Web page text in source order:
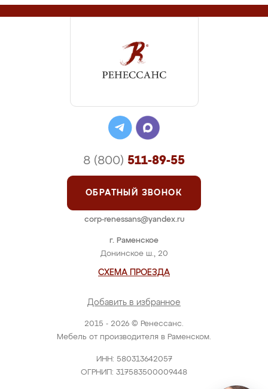
2015 - 2026 © Ренессанс.
Мебель от производителя в Раменском.
ИНН: 580313642057
ОГРНИП: 317583500009448
г. Раменское
Донинское ш., 20
СХЕМА ПРОЕЗДА
Добавить в избранное
8 (800) 511-89-55
ОБРАТНЫЙ ЗВОНОК
corp-renessans@yandex.ru